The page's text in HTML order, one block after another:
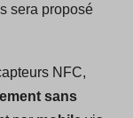
sera proposé
NFC,
sans